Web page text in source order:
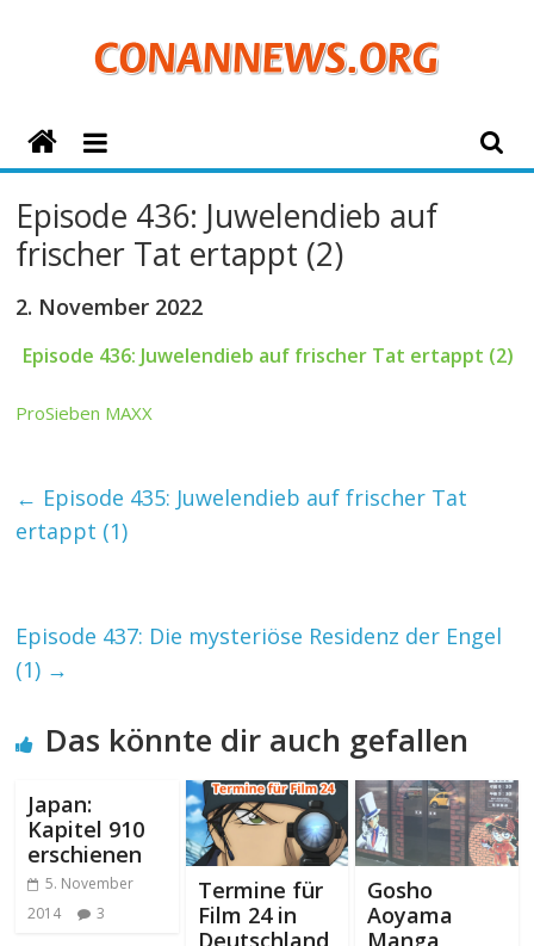
ConanNews.org
Conan
News
Episode 436: Juwelendieb auf
frischer Tat ertappt (2)
2. November 2022
Episode 436: Juwelendieb auf frischer Tat ertappt (2)
ProSieben MAXX
← Episode 435: Juwelendieb auf frischer Tat
ertappt (1)
Episode 437: Die mysteriöse Residenz der Engel
(1) →
Das könnte dir auch gefallen
Japan:
Kapitel 910
erschienen
5. November
2014
3
Termine für
Film 24 in
Deutschland
Gosho
Aoyama
Manga